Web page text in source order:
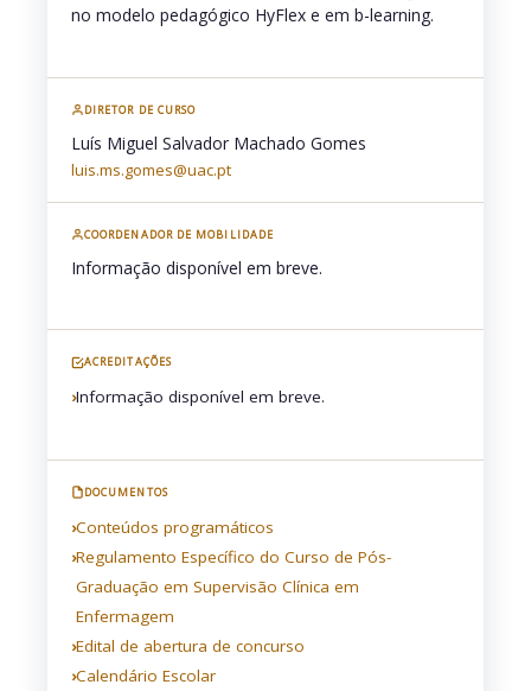
no modelo pedagógico HyFlex e em b-learning.
DIRETOR DE CURSO
Luís Miguel Salvador Machado Gomes
luis.ms.gomes@uac.pt
COORDENADOR DE MOBILIDADE
Informação disponível em breve.
ACREDITAÇÕES
Informação disponível em breve.
DOCUMENTOS
Conteúdos programáticos
Regulamento Específico do Curso de Pós-
Graduação em Supervisão Clínica em
Enfermagem
Edital de abertura de concurso
Calendário Escolar